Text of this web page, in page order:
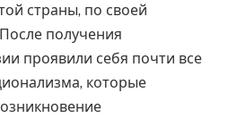
страны, по своей
получения
проявили себя почти все
которые